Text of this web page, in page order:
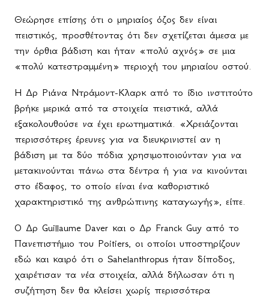
Θεώρησε επίσης ότι ο μηριαίος όζος δεν είναι
πειστικός, προσθέτοντας ότι δεν σχετίζεται άμεσα με
την όρθια βάδιση και ήταν «πολύ αχνός» σε μια
«πολύ κατεστραμμένη» περιοχή του μηριαίου οστού.
Η Δρ Ριάνα Ντράμοντ-Κλαρκ από το ίδιο ινστιτούτο
βρήκε μερικά από τα στοιχεία πειστικά, αλλά
εξακολουθούσε να έχει ερωτηματικά. «Χρειάζονται
περισσότερες έρευνες για να διευκρινιστεί αν η
βάδιση με τα δύο πόδια χρησιμοποιούνταν για να
μετακινούνται πάνω στα δέντρα ή για να κινούνται
στο έδαφος, το οποίο είναι ένα καθοριστικό
χαρακτηριστικό της ανθρώπινης καταγωγής», είπε.
Ο Δρ Guillaume Daver και ο Δρ Franck Guy από το
Πανεπιστήμιο του Poitiers, οι οποίοι υποστηρίζουν
εδώ και καιρό ότι ο Sahelanthropus ήταν δίποδος,
χαιρέτισαν τα νέα στοιχεία, αλλά δήλωσαν ότι η
συζήτηση δεν θα κλείσει χωρίς περισσότερα